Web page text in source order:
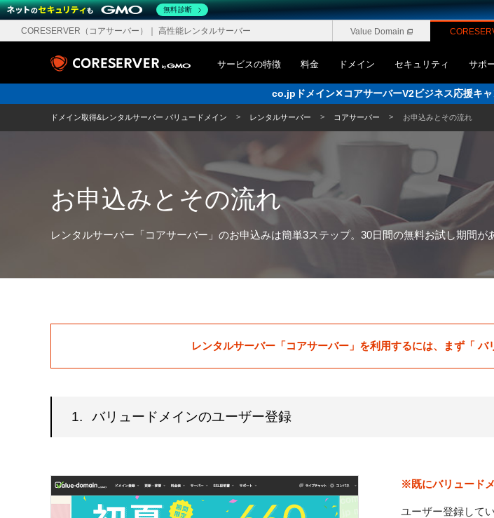
CORESERVER（コアサーバー） ｜ 高性能レンタルサーバー Value Domain
サービスの特徴 料金 ドメイン セキュリティ サポ
co.jpドメイン✕コアサーバーV2ビジネス応援キャ
ドメイン取得&レンタルサーバー バリュードメイン レンタルサーバー コアサーバー お申込みとその流れ
お申込みとその流れ
レンタルサーバー「コアサーバー」のお申込みは簡単3ステップ。30日間の無料お試し期間が
レンタルサーバー「コアサーバー」を利用するには、 まず「 バ
1. バリュードメインのユーザー登録
既にバリュード
ユーザー登録して
無料診断